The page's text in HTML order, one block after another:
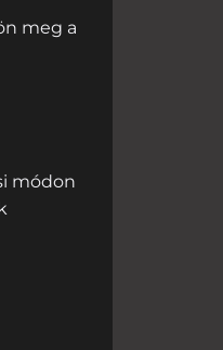
meg a
módon